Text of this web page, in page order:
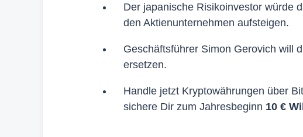
Der japanische Risikoinvestor würde
den Aktienunternehmen aufsteigen.
Geschäftsführer Simon Gerovich will
ersetzen.
Handle jetzt Kryptowährungen über
sichere Dir zum Jahresbeginn 10 €